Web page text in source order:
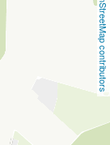
OpenStreetMap contributors